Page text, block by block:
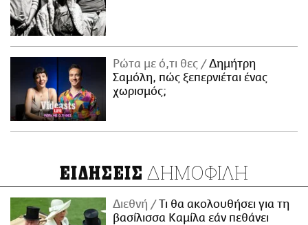
Ρώτα με ό,τι θες
Δημήτρη
Σαμόλη, πώς ξεπερνιέται ένας
χωρισμός;
ΕΙΔΗΣΕΙΣ ΔΗΜΟΦΙΛΗ
Διεθνή
Τι θα ακολουθήσει για τη
βασίλισσα Καμίλα εάν πεθάνει